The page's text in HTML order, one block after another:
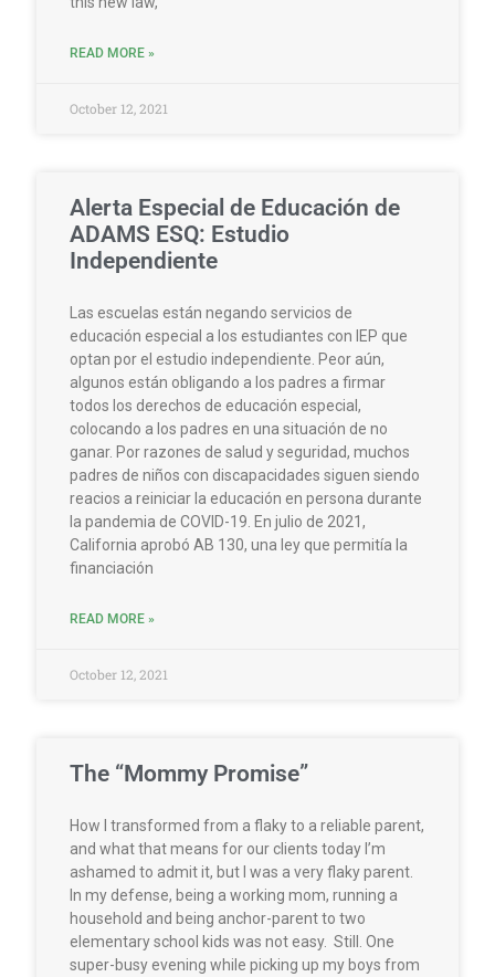
READ MORE »
October 12, 2021
Alerta Especial de Educación de
ADAMS ESQ: Estudio
Independiente
Las escuelas están negando servicios de
educación especial a los estudiantes con IEP que
optan por el estudio independiente. Peor aún,
algunos están obligando a los padres a firmar
todos los derechos de educación especial,
colocando a los padres en una situación de no
ganar. Por razones de salud y seguridad, muchos
padres de niños con discapacidades siguen siendo
reacios a reiniciar la educación en persona durante
la pandemia de COVID-19. En julio de 2021,
California aprobó AB 130, una ley que permitía la
financiación
READ MORE »
October 12, 2021
The “Mommy Promise”
How I transformed from a flaky to a reliable parent,
and what that means for our clients today I’m
ashamed to admit it, but I was a very flaky parent.
In my defense, being a working mom, running a
household and being anchor-parent to two
elementary school kids was not easy. Still. One
super-busy evening while picking up my boys from